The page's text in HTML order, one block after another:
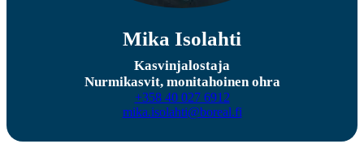
Mika Isolahti
Kasvinjalostaja
Nurmikasvit, monitahoinen ohra
+358 40 027 6912
mika.isolahti@boreal.fi